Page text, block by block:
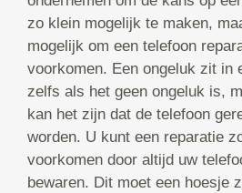
zo klein mogelijk te maken,
mogelijk om een telefoon
voorkomen. Een ongeluk zit in
zelfs als het geen ongeluk is,
kan het zijn dat de telefoon
worden. U kunt een reparatie
voorkomen door altijd uw
bewaren. Dit moet een hoesje